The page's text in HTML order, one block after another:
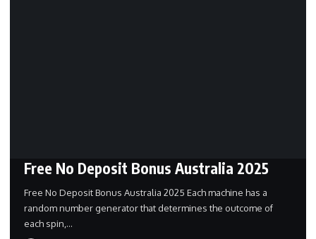
Free No Deposit Bonus Australia 2025
Free No Deposit Bonus Australia 2025 Each machine has a
random number generator that determines the outcome of
each spin,…